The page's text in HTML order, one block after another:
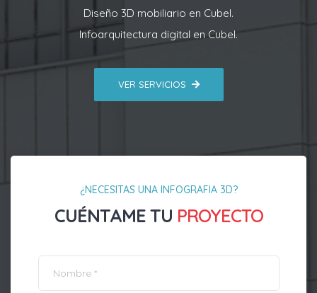
Diseño 3D mobiliario en Cubel.
Infoarquitectura digital en Cubel.
VER SERVICIOS
¿NECESITAS UNA INFOGRAFIA 3D?
CUÉNTAME TU PROYECTO